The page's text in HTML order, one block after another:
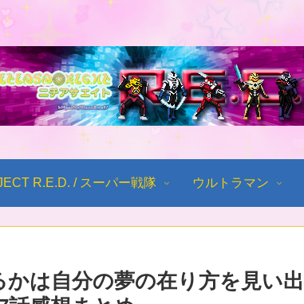
R.E.D. / スーパー戦隊 ウルトラマン
は自分の夢の在り方を見い出